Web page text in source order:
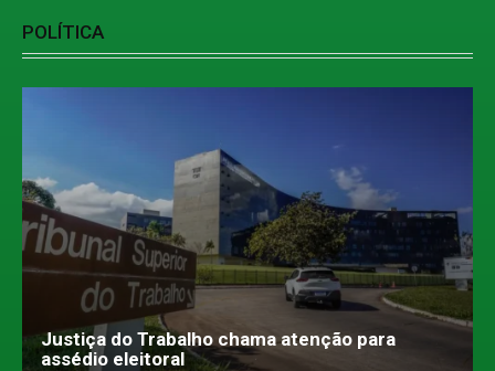
POLÍTICA
Justiça do Trabalho chama atenção para
assédio eleitoral